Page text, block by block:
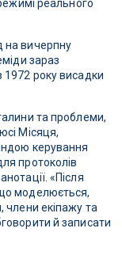
реального
на вичерпну
зараз
1972 року висадки
та проблеми,
Місяця,
керування
протоколів
«Після
моделюється,
члени екіпажу та
й записати